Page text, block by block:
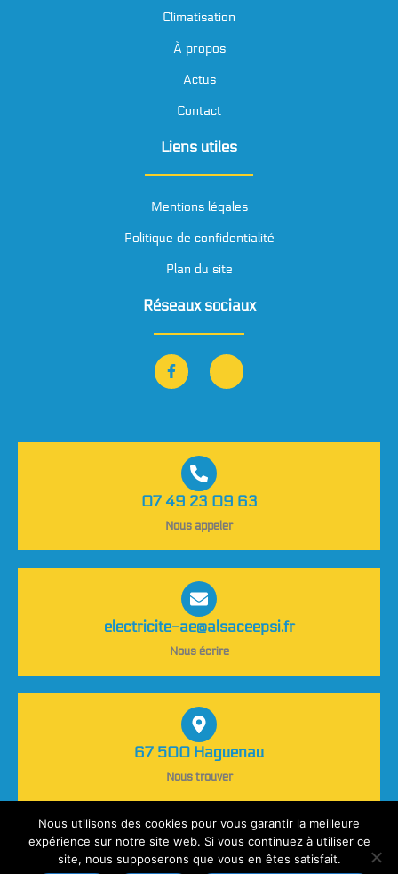
Climatisation
À propos
Actus
Contact
Liens utiles
Mentions légales
Politique de confidentialité
Plan du site
Réseaux sociaux
07 49 23 09 63
Nous appeler
electricite-ae@alsaceepsi.fr
Nous écrire
67 500 Haguenau
Nous trouver
Fait avec parBRET. Communication 360°
Nous utilisons des cookies pour vous garantir la meilleure
expérience sur notre site web. Si vous continuez à utiliser ce
site, nous supposerons que vous en êtes satisfait.